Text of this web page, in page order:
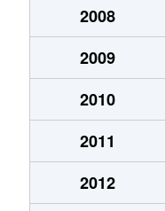
2008
2009
2010
2011
2012